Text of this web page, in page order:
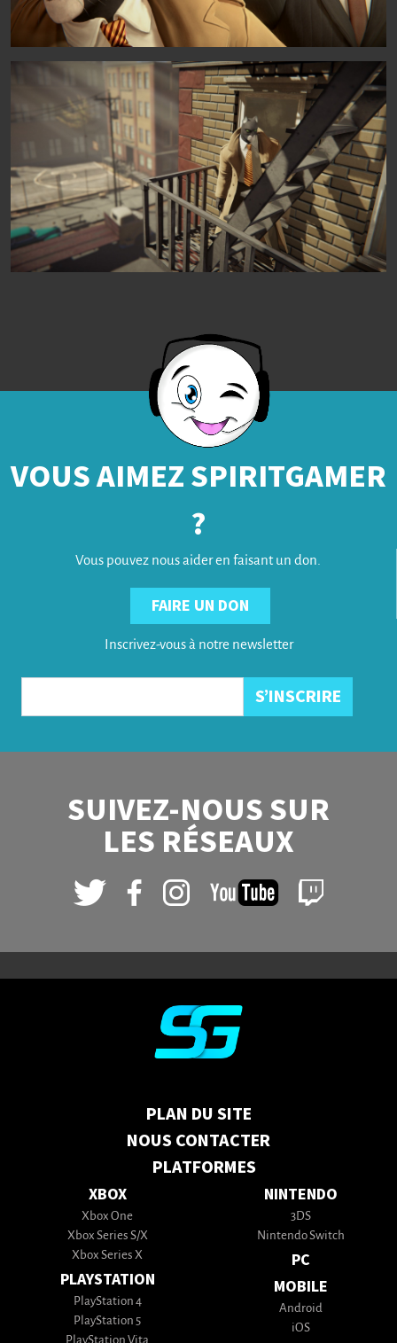
VOUS AIMEZ SPIRITGAMER
?
Vous pouvez nous aider en faisant un don.
FAIRE UN DON
Inscrivez-vous à notre newsletter
SUIVEZ-NOUS SUR
LES RÉSEAUX
PLAN DU SITE
NOUS CONTACTER
PLATFORMES
XBOX
Xbox One
Xbox Series S/X
Xbox Series X
PLAYSTATION
PlayStation 4
PlayStation 5
NINTENDO
3DS
Nintendo Switch
PC
MOBILE
Android
iOS